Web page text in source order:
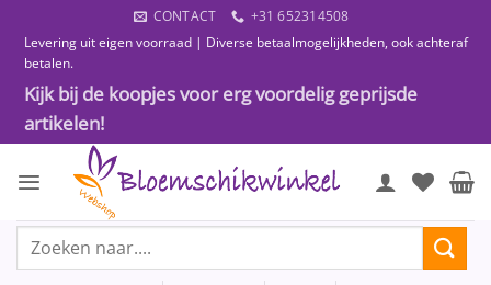
naar
inhoud
CONTACT
+31 652314508
Levering uit eigen voorraad | Diverse betaalmogelijkheden, ook achteraf
betalen.
Kijk bij de koopjes voor erg voordelig geprijsde
artikelen!
Zoeken